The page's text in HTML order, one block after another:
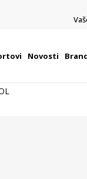
Novosti